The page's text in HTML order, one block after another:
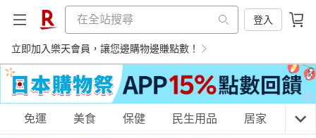
登入
立即加入樂天會員，讓您邊購物邊賺點數！
購物網分類
免運 美食 保健 民生用品 居家 3C